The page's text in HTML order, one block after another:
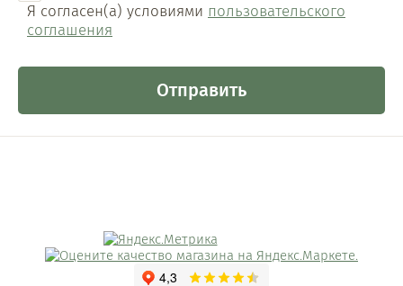
Я согласен(а) условиями пользовательского
соглашения
Отправить